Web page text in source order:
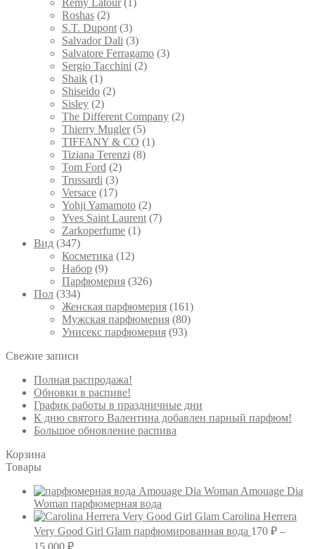
Roshas (2)
S.T. Dupont (3)
Salvador Dali (3)
Salvatore Ferragamo (3)
Sergio Tacchini (2)
Shaik (1)
Shiseido (2)
Sisley (2)
The Different Company (2)
Thierry Mugler (5)
TIFFANY & CO (1)
Tiziana Terenzi (8)
Tom Ford (2)
Trussardi (3)
Versace (17)
Yohji Yamamoto (2)
Yves Saint Laurent (7)
Zarkoperfume (1)
Вид (347)
Косметика (12)
Набор (9)
Парфюмерия (326)
Пол (334)
Женская парфюмерия (161)
Мужская парфюмерия (80)
Унисекс парфюмерия (93)
Свежие записи
Полная распродажа!
Обновки в распиве!
График работы в праздничные дни
К дню святого Валентина добавлен парный парфюм!
Большое обновление распива
Корзина
Товары
Amouage Dia
Woman парфюмерная вода
Carolina Herrera
Very Good Girl Glam парфюмированная вода 170 ₽ –
15,000 ₽Диапазон